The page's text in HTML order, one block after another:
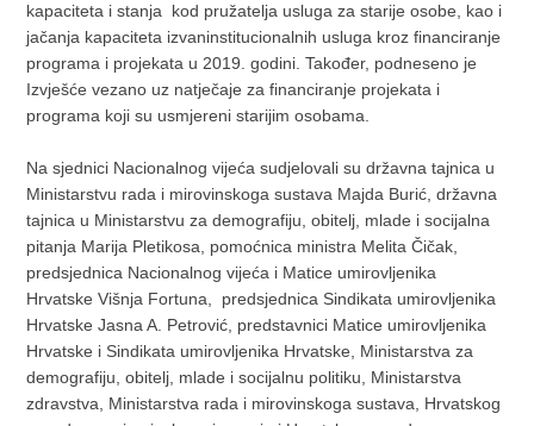
kapaciteta i stanja kod pružatelja usluga za starije osobe, kao i
jačanja kapaciteta izvaninstitucionalnih usluga kroz financiranje
programa i projekata u 2019. godini. Također, podneseno je
Izvješće vezano uz natječaje za financiranje projekata i
programa koji su usmjereni starijim osobama.
Na sjednici Nacionalnog vijeća sudjelovali su državna tajnica u
Ministarstvu rada i mirovinskoga sustava Majda Burić, državna
tajnica u Ministarstvu za demografiju, obitelj, mlade i socijalna
pitanja Marija Pletikosa, pomoćnica ministra Melita Čičak,
predsjednica Nacionalnog vijeća i Matice umirovljenika
Hrvatske Višnja Fortuna, predsjednica Sindikata umirovljenika
Hrvatske Jasna A. Petrović, predstavnici Matice umirovljenika
Hrvatske i Sindikata umirovljenika Hrvatske, Ministarstva za
demografiju, obitelj, mlade i socijalnu politiku, Ministarstva
zdravstva, Ministarstva rada i mirovinskoga sustava, Hrvatskog